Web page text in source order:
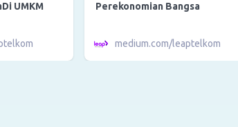
UMKM
Perekonomian Bangsa
medium.com/leaptelkom